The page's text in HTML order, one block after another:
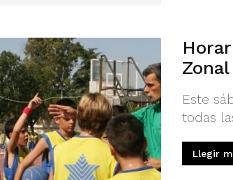
Zonal
Este
todas
Llegir